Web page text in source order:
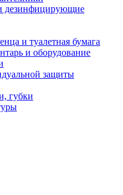
дезинфицирующие
и туалетная бумага
и оборудование
защиты
губки